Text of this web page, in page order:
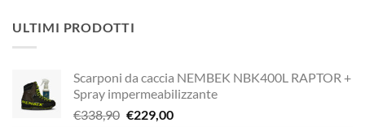
ULTIMI PRODOTTI
Scarponi da caccia NEMBEK NBK400L RAPTOR +
Spray impermeabilizzante
€338,90 Il
€229,00Il